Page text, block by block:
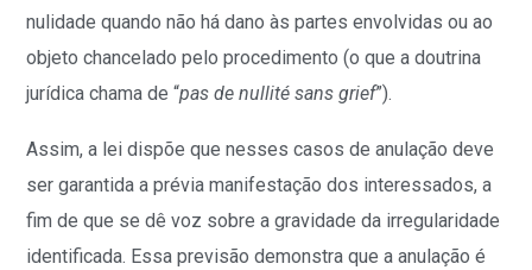
nulidade quando não há dano às partes envolvidas ou ao
objeto chancelado pelo procedimento (o que a doutrina
jurídica chama de “pas de nullité sans grief”).
Assim, a lei dispõe que nesses casos de anulação deve
ser garantida a prévia manifestação dos interessados, a
fim de que se dê voz sobre a gravidade da irregularidade
identificada. Essa previsão demonstra que a anulação é